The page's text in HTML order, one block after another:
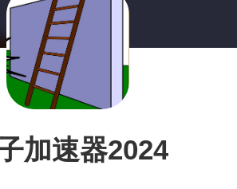
加速器2024